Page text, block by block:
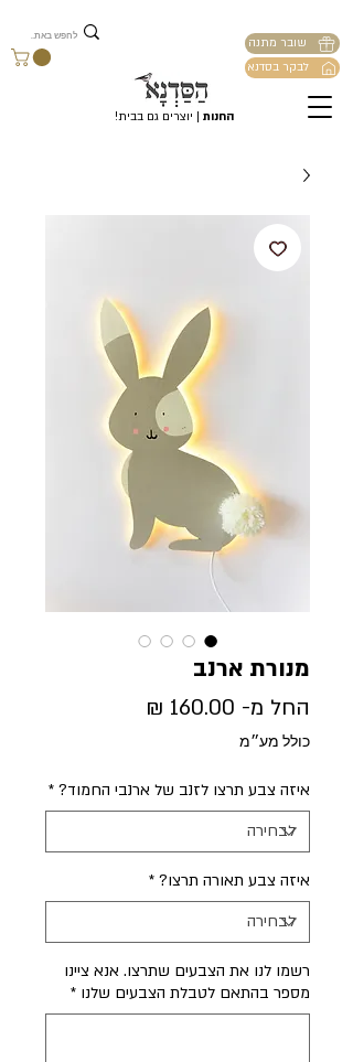
החנות | יוצרים גם בבית!
שובר מתנה
לבקר בסדנא
מנורת ארנב
החל מ- 160.00 ₪
כולל מע״מ
איזה צבע תרצו לזנב של ארנבי החמוד? *
איזה צבע תאורה תרצו? *
רשמו לנו את הצבעים שתרצו. אנא ציינו
מספר בהתאם לטבלת הצבעים שלנו *